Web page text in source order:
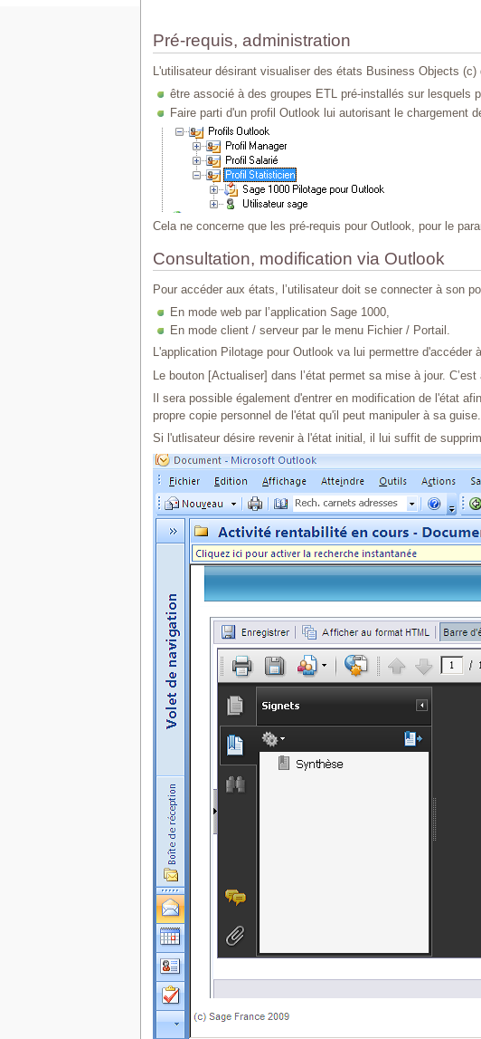
Pré-requis, administration
L'utilisateur désirant visualiser des états Business Objects (c)
être associé à des groupes ETL pré-installés sur lesquels
Faire parti d'un profil Outlook lui autorisant le chargement
Cela ne concerne que les pré-requis pour Outlook, pour le
Consultation, modification via Outlook
Pour accéder aux états, l’utilisateur doit se connecter à son
En mode web par l’application Sage 1000,
En mode client / serveur par le menu Fichier / Portail.
L'application Pilotage pour Outlook va lui permettre
Le bouton [Actualiser] dans l’état permet sa mise à jour.
Il sera possible également d'entrer en modification de l'état
propre copie personnel de l'état qu'il peut manipuler à sa guise.
Si l'utlisateur désire revenir à l'état initial, il lui suffit de